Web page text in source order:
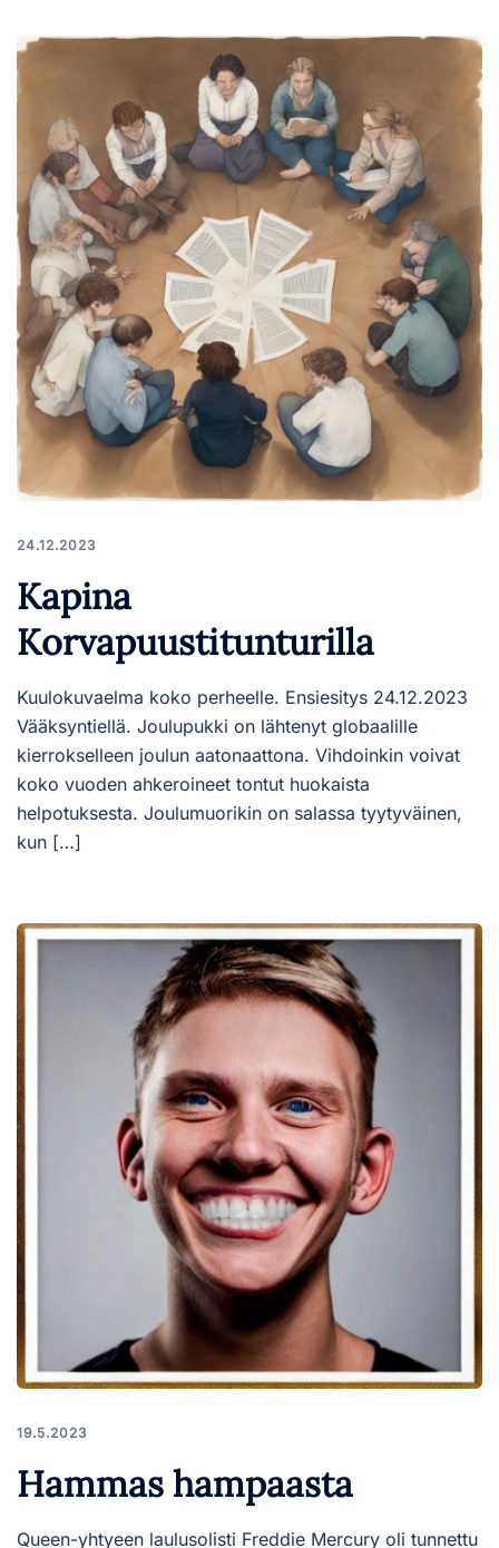
24.12.2023
Kapina
Korvapuustitunturilla
Kuulokuvaelma koko perheelle. Ensiesitys 24.12.2023
Vääksyntiellä. Joulupukki on lähtenyt globaalille
kierrokselleen joulun aatonaattona. Vihdoinkin voivat
koko vuoden ahkeroineet tontut huokaista
helpotuksesta. Joulumuorikin on salassa tyytyväinen,
kun […]
19.5.2023
Hammas hampaasta
Queen-yhtyeen laulusolisti Freddie Mercury oli tunnettu